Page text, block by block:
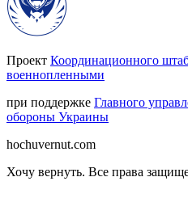
Проект Координационного
военнопленными
при поддержке Главного
обороны Украины
hochuvernut.com
Хочу вернуть. Все права